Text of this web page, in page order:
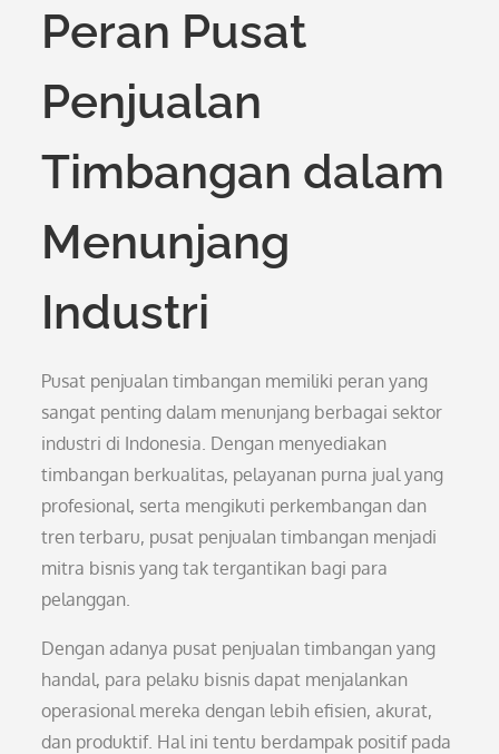
Peran Pusat
Penjualan
Timbangan dalam
Menunjang
Industri
Pusat penjualan timbangan memiliki peran yang
sangat penting dalam menunjang berbagai sektor
industri di Indonesia. Dengan menyediakan
timbangan berkualitas, pelayanan purna jual yang
profesional, serta mengikuti perkembangan dan
tren terbaru, pusat penjualan timbangan menjadi
mitra bisnis yang tak tergantikan bagi para
pelanggan.
Dengan adanya pusat penjualan timbangan yang
handal, para pelaku bisnis dapat menjalankan
operasional mereka dengan lebih efisien, akurat,
dan produktif. Hal ini tentu berdampak positif pada